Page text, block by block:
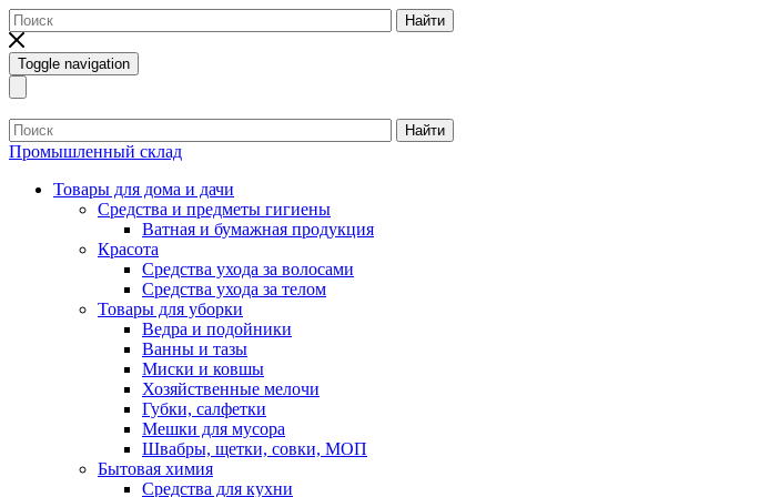
Найти
Toggle navigation
Найти
Промышленный склад
Товары для дома и дачи
Средства и предметы гигиены
Ватная и бумажная продукция
Красота
Средства ухода за волосами
Средства ухода за телом
Товары для уборки
Ведра и подойники
Ванны и тазы
Миски и ковшы
Хозяйственные мелочи
Губки, салфетки
Мешки для мусора
Швабры, щетки, совки, МОП
Бытовая химия
Средства для кухни